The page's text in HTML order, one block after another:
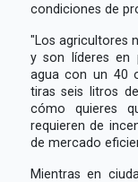
condiciones de
"Los agricultores
y son líderes en
agua con un 40
tiras seis litros
cómo quieres
requieren de
de mercado
Mientras en